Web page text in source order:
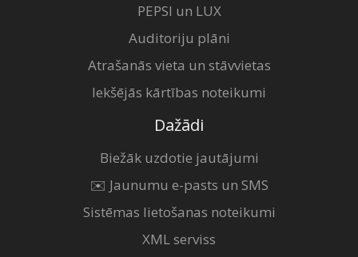
PEPSI un LUX
Auditoriju plāni
Atrašanās vieta un stāvvietas
Iekšējās kārtības noteikumi
Dažādi
Biežāk uzdotie jautājumi
✉️ Jaunumu e-pasts un SMS
Sistēmas lietošanas noteikumi
XML serviss